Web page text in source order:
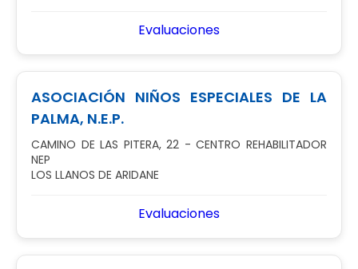
Evaluaciones
ASOCIACIÓN NIÑOS ESPECIALES DE LA
PALMA, N.E.P.
CAMINO DE LAS PITERA, 22 - CENTRO REHABILITADOR
NEP
LOS LLANOS DE ARIDANE
Evaluaciones